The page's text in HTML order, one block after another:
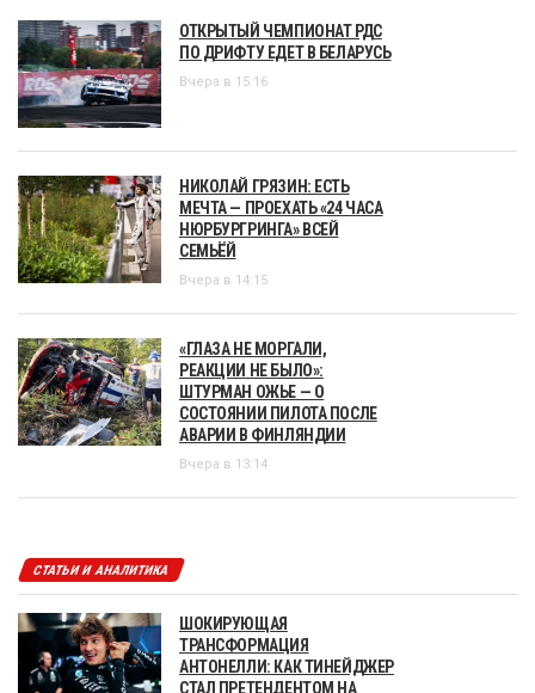
ОТКРЫТЫЙ ЧЕМПИОНАТ РДС
ПО ДРИФТУ ЕДЕТ В БЕЛАРУСЬ
Вчера в 15:16
НИКОЛАЙ ГРЯЗИН: ЕСТЬ
МЕЧТА — ПРОЕХАТЬ «24 ЧАСА
НЮРБУРГРИНГА» ВСЕЙ
СЕМЬЁЙ
Вчера в 14:15
«ГЛАЗА НЕ МОРГАЛИ,
РЕАКЦИИ НЕ БЫЛО»:
ШТУРМАН ОЖЬЕ — О
СОСТОЯНИИ ПИЛОТА ПОСЛЕ
АВАРИИ В ФИНЛЯНДИИ
Вчера в 13:14
СТАТЬИ И АНАЛИТИКА
ШОКИРУЮЩАЯ
ТРАНСФОРМАЦИЯ
АНТОНЕЛЛИ: КАК ТИНЕЙДЖЕР
СТАЛ ПРЕТЕНДЕНТОМ НА